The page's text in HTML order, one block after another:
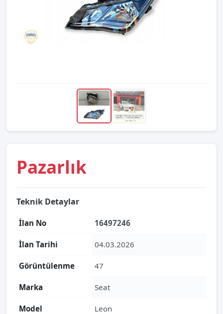
Pazarlık
Teknik Detaylar
İlan No 16497246
İlan Tarihi 04.03.2026
Görüntülenme 47
Marka Seat
Model Leon